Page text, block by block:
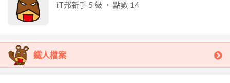
iT邦新手 5 級 ‧ 點數 14
鐵人檔案